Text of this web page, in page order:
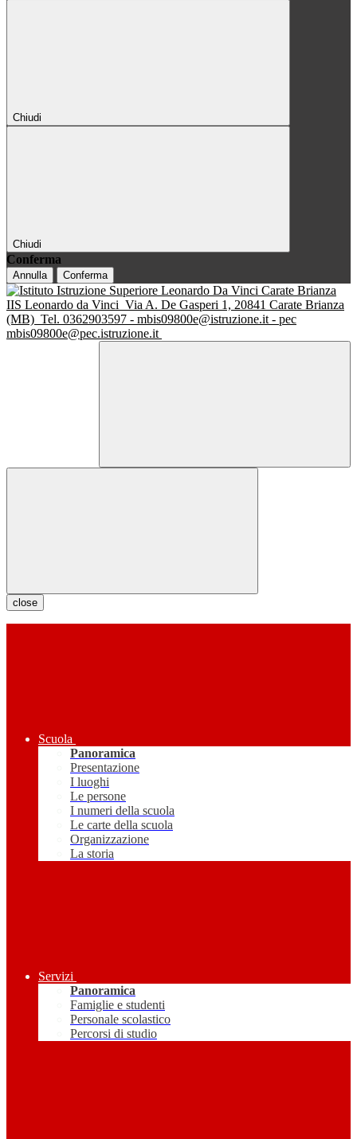
Chiudi
Chiudi
Conferma
Annulla Conferma
IIS Leonardo da Vinci Via A. De Gasperi 1, 20841 Carate Brianza
(MB) Tel. 0362903597 - mbis09800e@istruzione.it - pec
mbis09800e@pec.istruzione.it
close
Scuola
Panoramica
Presentazione
I luoghi
Le persone
I numeri della scuola
Le carte della scuola
Organizzazione
La storia
Servizi
Panoramica
Famiglie e studenti
Personale scolastico
Percorsi di studio